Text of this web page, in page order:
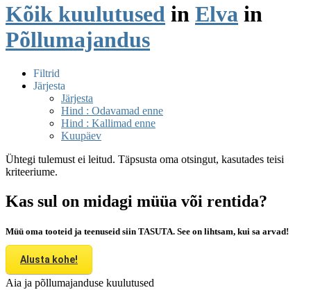
Kõik kuulutused in Elva in
Põllumajandus
Filtrid
Järjesta
Järjesta
Hind : Odavamad enne
Hind : Kallimad enne
Kuupäev
Ühtegi tulemust ei leitud. Täpsusta oma otsingut, kasutades teisi
kriteeriume.
Kas sul on midagi müüa või rentida?
Müü oma tooteid ja teenuseid siin TASUTA. See on lihtsam, kui sa arvad!
Alusta kohe!
Aia ja põllumajanduse kuulutused